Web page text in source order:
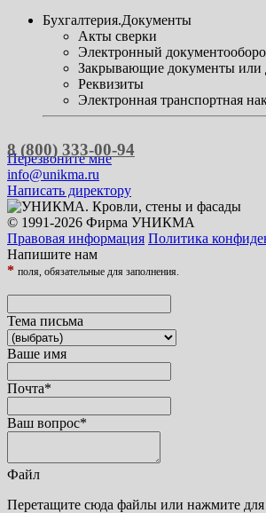
Бухгалтерия.Документы
Акты сверки
Электронный
Закрывающие документы или
Реквизиты
Электронная транспортная
8 (800) 333-00-94
Перезвоните мне
info@unikma.ru
Написать директору
© 1991-2026 Фирма УНИКМА
Правовая информация Политика
Напишите нам
* поля, обязательные для заполнения.
Тема письма
Ваше имя
Почта*
Ваш вопрос*
Файл
Перетащите сюда файлы или нажмите